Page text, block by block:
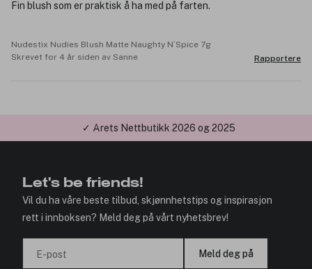
Fin blush som er praktisk å ha med på farten.
Nudestix Nudies Blush Matte Naughty N`Spice 7g
Skrevet for 4 år siden av Sanne
Rapportere
✓ Årets Nettbutikk 2026 og 2025
Let's be friends!
Vil du ha våre beste tilbud, skjønnhetstips og inspirasjon
rett i innboksen? Meld deg på vårt nyhetsbrev!
E-post Meld deg på